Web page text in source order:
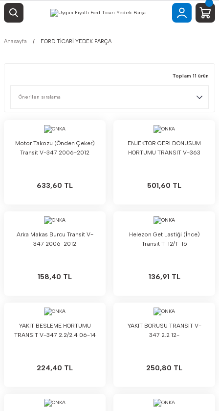
Anasayfa FORD TİCARİ YEDEK PARÇA
Toplam 11 ürün
Motor Takozu (Önden Çeker)
Transit V-347 2006-2012
633,60 TL
ENJEKTOR GERI DONUSUM
HORTUMU TRANSIT V-363
501,60 TL
Arka Makas Burcu Transit V-
347 2006-2012
158,40 TL
Helezon Get Lastiği (İnce)
Transit T-12/T-15
136,91 TL
YAKIT BESLEME HORTUMU
TRANSIT V-347 2.2/2.4 06-14
224,40 TL
YAKIT BORUSU TRANSIT V-
347 2.2 12-
250,80 TL